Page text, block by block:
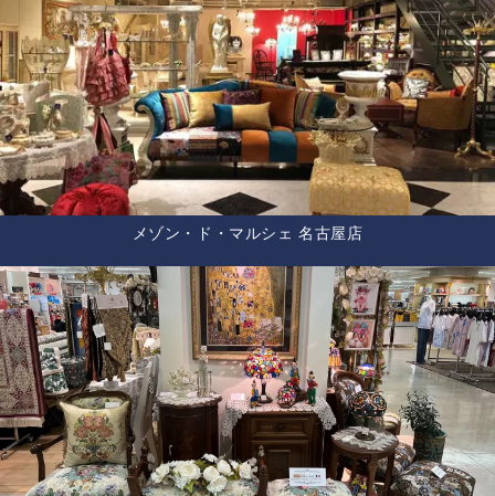
メゾン・ド・マルシェ 名古屋店